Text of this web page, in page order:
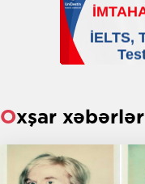
Oxşar xəbərlər